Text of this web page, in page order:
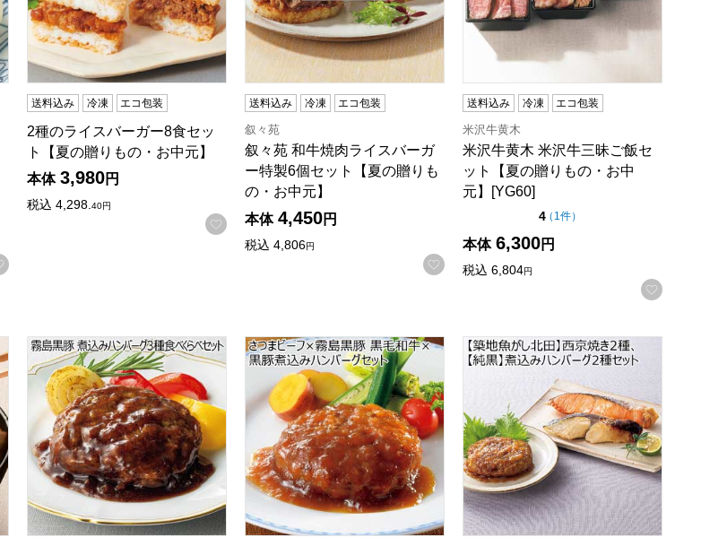
お気に入りに登録する
送料込み 冷凍 エコ包装
2種のライスバーガー8食セッ
ト【夏の贈りもの・お中元】
本体 3,980円
税込 4,298.40円
お気に入りに登録する
送料込み 冷凍 エコ包装
叙々苑
叙々苑 和牛焼肉ライスバーガ
ー特製6個セット【夏の贈りも
の・お中元】
本体 4,450円
税込 4,806円
お気に入りに登録する
送料込み 冷凍 エコ包装
米沢牛黄木
米沢牛黄木 米沢牛三昧ご飯セ
ット【夏の贈りもの・お中
元】[YG60]
4点（5点満点中）
（ 1件の評価
）
本体 6,300円
税込 6,804円
お気に入
旨牛すき丼の素【夏の贈りもの・お中元】[G-6]
霧島黒豚 煮込みハンバーグ3種食べくらべセット【夏の贈りもの・お中元】
さつまビーフ×霧島黒豚 黒毛和牛×黒豚煮込みハンバーグセット【夏の贈
【築地魚がし北田】西京焼き2種、【純
を入力してください。